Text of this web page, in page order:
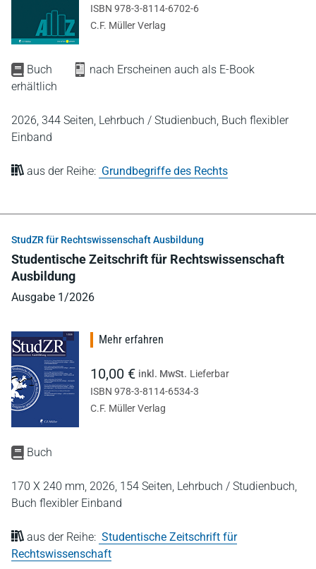
Buch
nach Erscheinen auch als E-Book
erhältlich
2026, 344 Seiten, Lehrbuch / Studienbuch, Buch flexibler
Einband
aus der Reihe: Grundbegriffe des Rechts
ISBN 978-3-8114-6702-6
C.F. Müller Verlag
StudZR für Rechtswissenschaft Ausbildung
Studentische Zeitschrift für Rechtswissenschaft
Ausbildung
Ausgabe 1/2026
Buch
170 X 240 mm, 2026, 154 Seiten, Lehrbuch / Studienbuch,
Buch flexibler Einband
aus der Reihe: Studentische Zeitschrift für
Rechtswissenschaft
Mehr erfahren
10,00 € inkl. MwSt. Lieferbar
ISBN 978-3-8114-6534-3
C.F. Müller Verlag